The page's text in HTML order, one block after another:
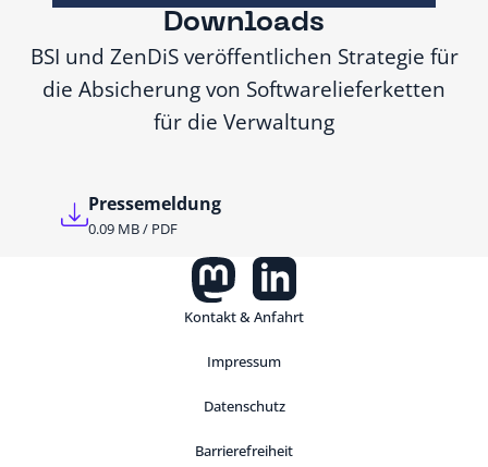
Downloads
BSI und ZenDiS veröffentlichen Strategie für
die Absicherung von Softwarelieferketten
für die Verwaltung
Pressemeldung
0.09 MB / PDF
Kontakt & Anfahrt
Impressum
Datenschutz
Barrierefreiheit